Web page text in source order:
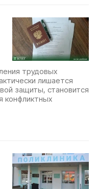
трудовых
лишается
защиты, становится
конфликтных